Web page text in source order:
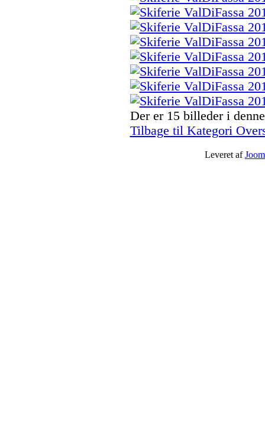
Der er 15 billeder i
Tilbage til Kategori
Leveret af